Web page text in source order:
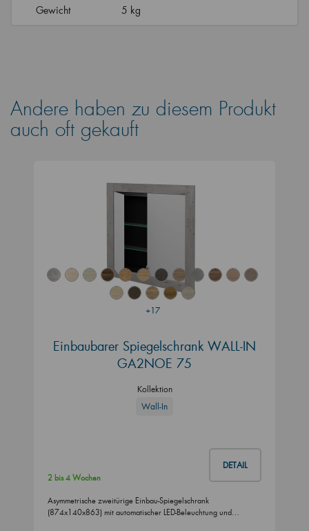
Gewicht 5 kg
Andere haben zu diesem Produkt
auch oft gekauft
+17
Einbaubarer Spiegelschrank WALL-IN
GA2NOE 75
Kollektion
Wall-In
DETAIL
2 bis 4 Wochen
Asymmetrische zweitürige Einbau-Spiegelschrank
(874x140x863) mit automatischer LED-Beleuchtung und…